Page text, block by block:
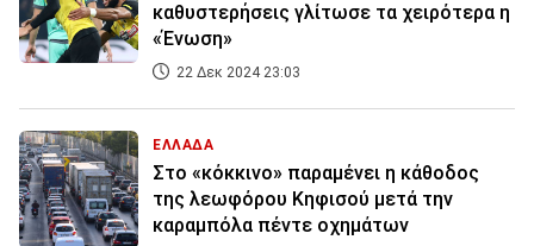
καθυστερήσεις γλίτωσε τα χειρότερα η
«Ένωση»
22 Δεκ 2024 23:03
ΕΛΛΑΔΑ
Στο «κόκκινο» παραμένει η κάθοδος
της λεωφόρου Κηφισού μετά την
καραμπόλα πέντε οχημάτων